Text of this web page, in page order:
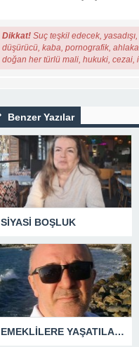
Dikkat! Suç teşkil edecek,
düşürücü, kaba, pornografik,
doğan her türlü mali, hukuki, cezai,
Benzer Yazılar
SİYASİ BOŞLUK
EMEKLİLERE YAŞATILAN CUMHURİYET TARİHİNİN EN BÜYÜK ZULMÜNÜN DERİN ANALİZİ !